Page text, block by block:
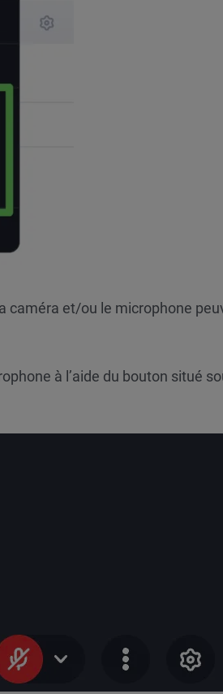
caméra et/ou le microphone
à l’aide du bouton situé